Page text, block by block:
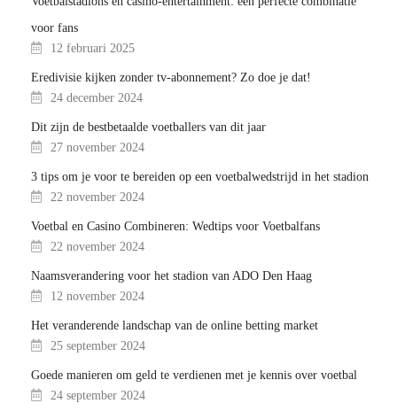
voor fans
12 februari 2025
Eredivisie kijken zonder tv-abonnement? Zo doe je dat!
24 december 2024
Dit zijn de bestbetaalde voetballers van dit jaar
27 november 2024
3 tips om je voor te bereiden op een voetbalwedstrijd in het stadion
22 november 2024
Voetbal en Casino Combineren: Wedtips voor Voetbalfans
22 november 2024
Naamsverandering voor het stadion van ADO Den Haag
12 november 2024
Het veranderende landschap van de online betting market
25 september 2024
Goede manieren om geld te verdienen met je kennis over voetbal
24 september 2024